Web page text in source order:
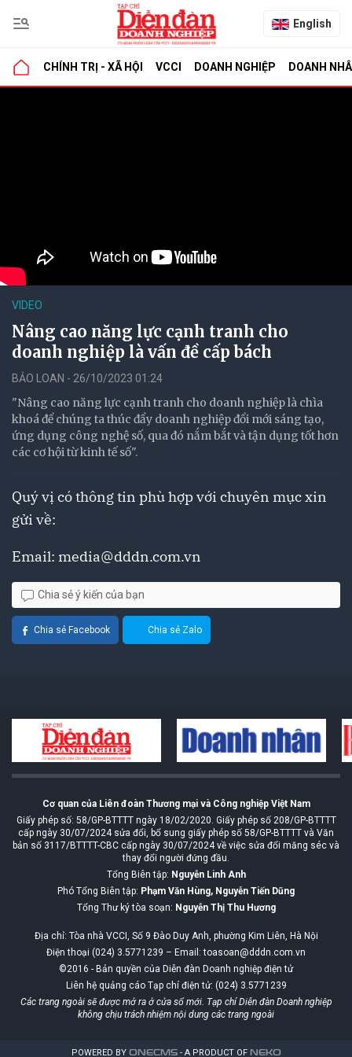
English
CHÍNH TRỊ - XÃ HỘI VCCI DOANH NGHIỆP DOANH
VIDEO
Nâng cao năng lực cạnh tranh cho
doanh nghiệp là vấn đề cấp bách
BẢO LOAN - 26/10/2023 01:24
"Nâng cao năng lực cạnh tranh cho doanh nghiệp là chìa
khoá để chúng ta thúc đẩy doanh nghiệp đổi mới sáng tạo,
ứng dụng công nghệ số, qua đó nắm bắt và tận dụng tốt hơn
các cơ hội từ kinh tế số".
Quý vị có thông tin phù hợp với chuyên mục xin
gửi về:
Email: media@dddn.com.vn
Chia sẻ ý kiến của bạn
Chia sẻ Facebook Chia sẻ Zalo
Cơ quan của Liên đoàn Thương mại và Công nghiệp Việt Nam
Giấy phép số: 58/GP-BTTTT ngày 18/02/2020. Giấy phép số 208/GP-BTTTT
cấp ngày 30/07/2024 sửa đổi, bổ sung giấy phép số 58/GP-BTTTT và Văn
bản số 3117/BTTTT-CBC cấp ngày 30/07/2024 về việc sửa đổi măng séc và
thay đổi người đứng đầu.
Tổng Biên tập: Nguyễn Linh Anh
Phó Tổng Biên tập: Phạm Văn Hùng, Nguyễn Tiến Dũng
Tổng Thư ký tòa soạn: Nguyễn Thị Thu Hương
Địa chỉ: Tòa nhà VCCI, Số 9 Đào Duy Anh, phường Kim Liên, Hà Nội
Điện thoại (024) 3.5771239 – Email: toasoan@dddn.com.vn
©2016 - Bản quyền của Diễn đàn Doanh nghiệp điện tử
Liên hệ quảng cáo Tạp chí điện tử: (024) 3.5771239
Các trang ngoài sẽ được mở ra ở cửa sổ mới. Tạp chí Diễn đàn Doanh nghiệp
không chịu trách nhiệm nội dung các trang ngoài
POWERED BY ONECMS- A PRODUCT OF NEKO